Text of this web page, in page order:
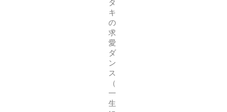
キ
の
求
愛
ダ
ン
ス
（
一
生